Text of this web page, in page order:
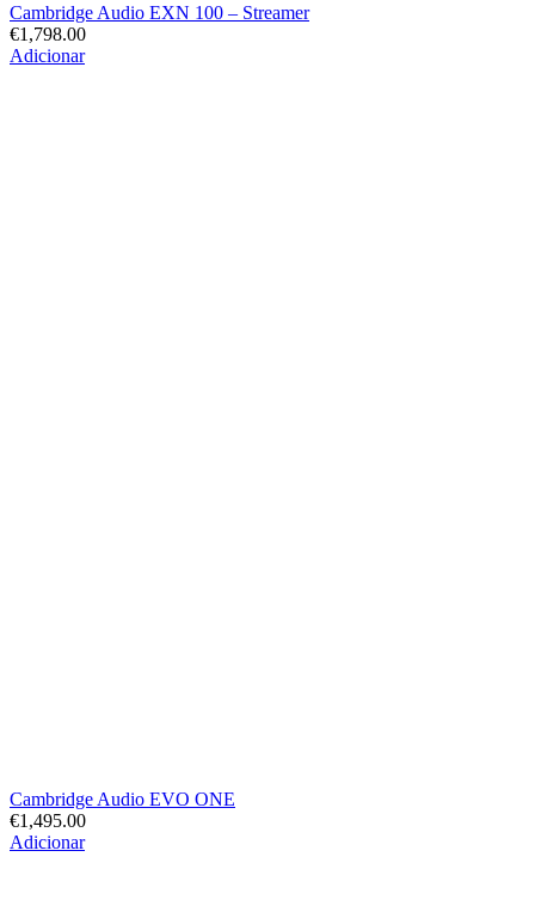
Cambridge Audio EXN 100 – Streamer
€1,798.00
Adicionar
Cambridge Audio EVO ONE
€1,495.00
Adicionar